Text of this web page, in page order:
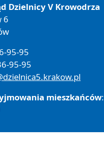
Dzielnicy V Krowodrza
6
95-95
95-95
mieszkańców: